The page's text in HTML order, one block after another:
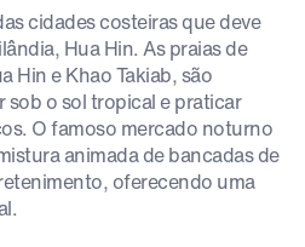
cidades costeiras que deve
Hua Hin. As praias de
Hin e Khao Takiab, são
o sol tropical e praticar
O famoso mercado noturno
animada de bancadas de
oferecendo uma